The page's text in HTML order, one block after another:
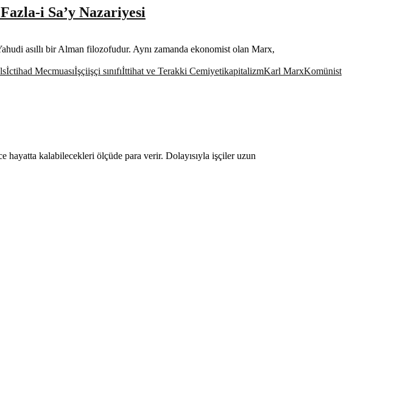
i Sa’y Nazariyesi
asıllı bir Alman filozofudur. Aynı zamanda ekonomist olan Marx,
İctihad Mecmuasıİşçiişçi sınıfıİttihat ve Terakki CemiyetikapitalizmKarl MarxKomünist
hayatta kalabilecekleri ölçüde para verir. Dolayısıyla işçiler uzun